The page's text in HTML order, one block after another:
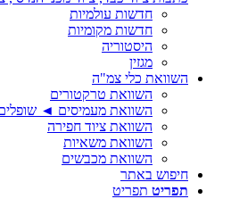
חדשות עולמיות
חדשות מקומיות
היסטוריה
מגזין
השוואת כלי צמ"ה
השוואת טרקטורים
השוואת מעמיסים ◄
השוואת ציוד חפירה
השוואת משאיות
השוואת מכבשים
חיפוש באתר
תפריט תפריט